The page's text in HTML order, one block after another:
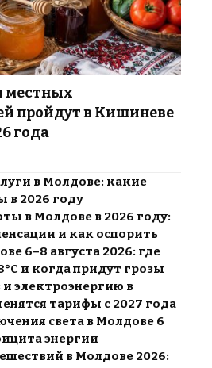
местных
пройдут в Кишиневе
года
в Молдове: какие
в 2026 году
в Молдове в 2026 году:
и как оспорить
6–8 августа 2026: где
и когда придут грозы
и электроэнергию в
тарифы с 2027 года
света в Молдове 6
энергии
в Молдове 2026: